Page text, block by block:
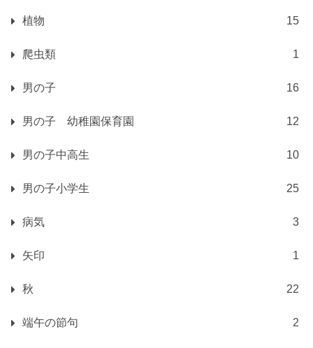
植物 15
爬虫類 1
男の子 16
男の子 幼稚園保育園 12
男の子中高生 10
男の子小学生 25
病気 3
矢印 1
秋 22
端午の節句 2